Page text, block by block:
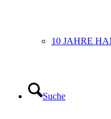
10 JAHRE
Suche